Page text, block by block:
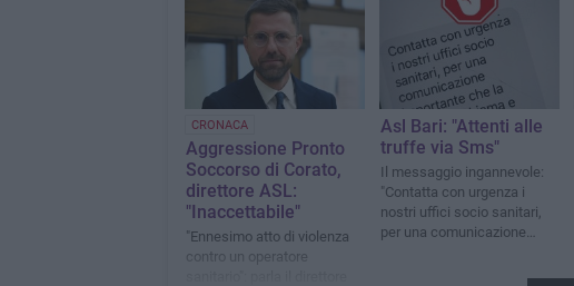
sistema sanitario regionale
CRONACA
Aggressione Pronto
Soccorso di Corato,
direttore ASL:
"Inaccettabile"
"Ennesimo atto di violenza
contro un operatore
Asl Bari: "Attenti alle
truffe via Sms"
Il messaggio ingannevole:
"Contatta con urgenza i
nostri uffici socio sanitari,
per una comunicazione